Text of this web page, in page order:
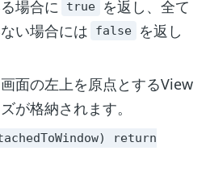
場合に
true
を返し、全て
い場合には
false
を返し
面の左上を原点とするView
が格納されます。
return